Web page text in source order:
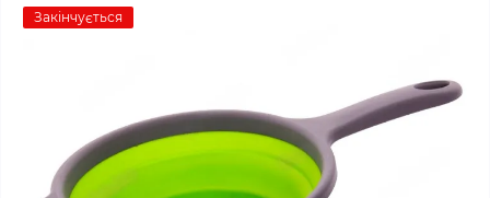
Закінчується